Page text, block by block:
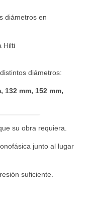
diámetros en
Hilti
diámetros:
132 mm, 152 mm,
su obra requiera.
junto al lugar
suficiente.